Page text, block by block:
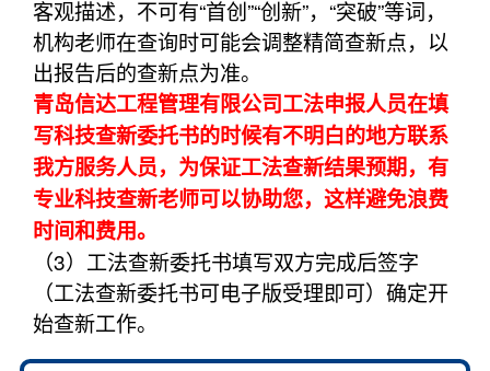
客观描述，不可有“首创”“创新”，“突破”等词，
机构老师在查询时可能会调整精简查新点，以
出报告后的查新点为准。
青岛信达工程管理有限公司工法申报人员在填
写科技查新委托书的时候有不明白的地方联系
我方服务人员，为保证工法查新结果预期，有
专业科技查新老师可以协助您，这样避免浪费
时间和费用。
（3）工法查新委托书填写双方完成后签字
（工法查新委托书可电子版受理即可）确定开
始查新工作。